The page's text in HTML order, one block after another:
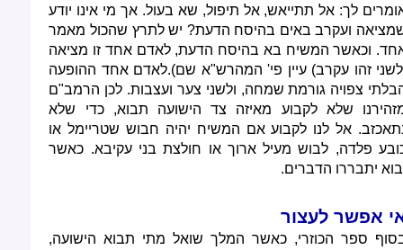
לך: אל תתייאש, אל תיפול, שא בעול. אך מי אינו יודע
ועקרב באים בהיסח הדעת? יש לתרץ שהכול מאמר
וכאשר המשיח בא בהיסח הדעת, לאדם אחד זו מציאה
זהו עקרב) עיין פי' המהרש"א שם).לאדם אחד ההופעה
צפויה גורמת שמחה, ולשני צער ועצבות. לכן הרמב"ם
שלא לקבוע מאיזה צד הישועה תבוא, כדי שלא
אל לנו לקבוע אם המשיח יהיה חבוש שטריימל או
פלדה, לבוש מעיל ארוך או חולצת בני עקיבא. כאשר
יתבררו הדברים.
אפשר לעצור
ספר הכוזרי, כאשר המלך שואל מתי תבוא הישועה,